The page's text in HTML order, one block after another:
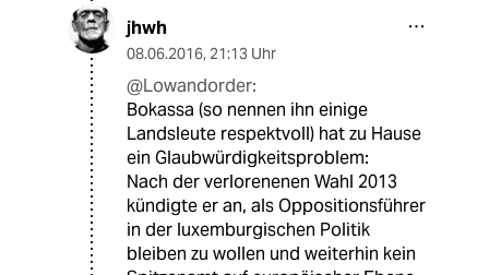
jhwh
08.06.2016, 21:13 Uhr
@Lowandorder:
Bokassa (so nennen ihn einige
Landsleute respektvoll) hat zu Hause
ein Glaubwürdigkeitsproblem:
Nach der verlorenenen Wahl 2013
kündigte er an, als Oppositionsführer
in der luxemburgischen Politik
bleiben zu wollen und weiterhin kein